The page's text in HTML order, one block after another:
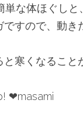
な体ほぐしと
すので、動
寒くなること
❤︎masami